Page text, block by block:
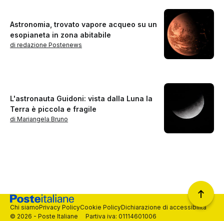
Astronomia, trovato vapore acqueo su un
esopianeta in zona abitabile
di redazione Postenews
L'astronauta Guidoni: vista dalla Luna la
Terra è piccola e fragile
di Mariangela Bruno
© 2026 - Poste Italiane Partiva iva: 01114601006
Chi siamoPrivacy PolicyCookie PolicyDichiarazione di accessibilità